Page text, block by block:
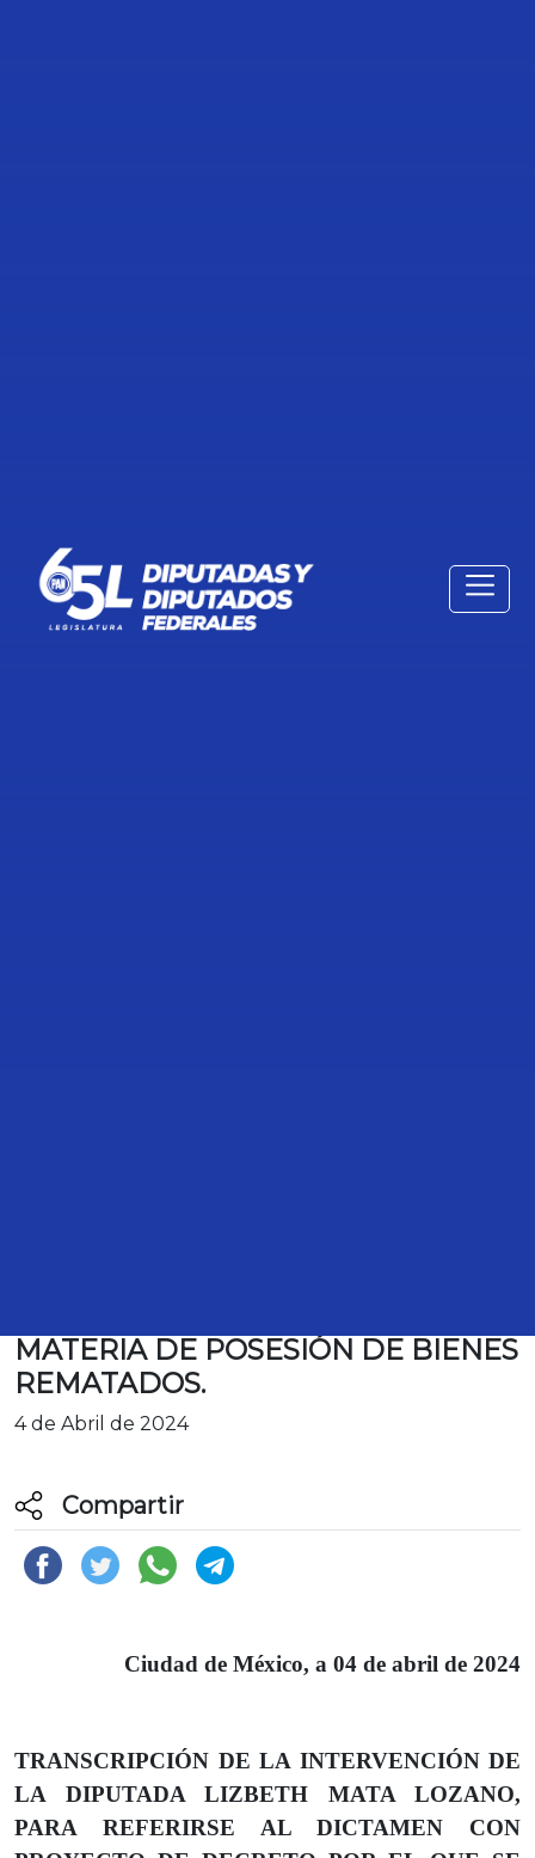
MATERIA DE POSESIÓN DE BIENES
REMATADOS.
4 de Abril de 2024
Compartir
Ciudad de México, a 04 de abril de 2024
TRANSCRIPCIÓN DE LA INTERVENCIÓN DE
LA DIPUTADA LIZBETH MATA LOZANO,
PARA REFERIRSE AL DICTAMEN CON